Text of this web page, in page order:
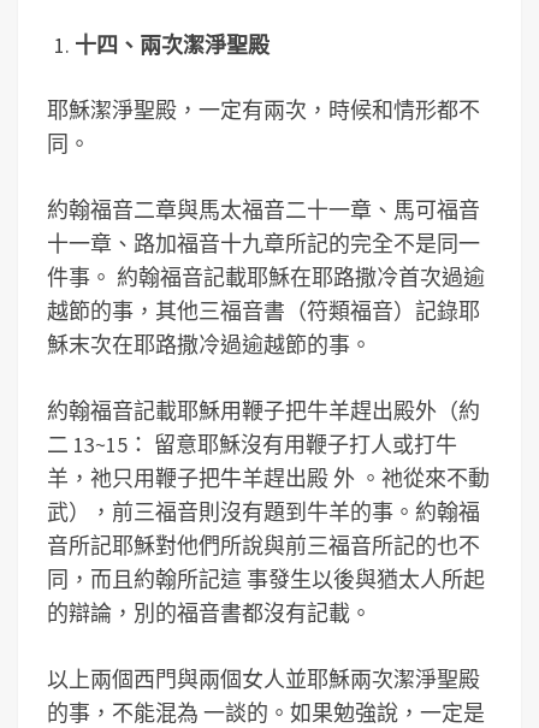
十四、兩次潔淨聖殿
耶穌潔淨聖殿，一定有兩次，時候和情形都不
同。
約翰福音二章與馬太福音二十一章、馬可福音
十一章、路加福音十九章所記的完全不是同一
件事。 約翰福音記載耶穌在耶路撒冷首次過逾
越節的事，其他三福音書（符類福音）記錄耶
穌末次在耶路撒冷過逾越節的事。
約翰福音記載耶穌用鞭子把牛羊趕出殿外（約
二 13~15： 留意耶穌沒有用鞭子打人或打牛
羊，祂只用鞭子把牛羊趕出殿 外 。祂從來不動
武），前三福音則沒有題到牛羊的事。約翰福
音所記耶穌對他們所說與前三福音所記的也不
同，而且約翰所記這 事發生以後與猶太人所起
的辯論，別的福音書都沒有記載。
以上兩個西門與兩個女人並耶穌兩次潔淨聖殿
的事，不能混為 一談的。如果勉強說，一定是